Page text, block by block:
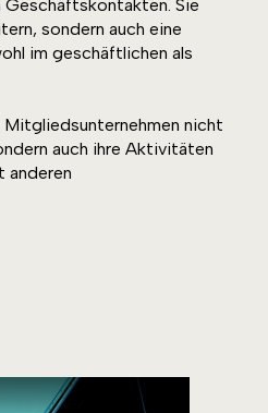
Geschäftskontakten. Sie
sondern auch eine
im geschäftlichen als
nicht
auch ihre Aktivitäten
anderen